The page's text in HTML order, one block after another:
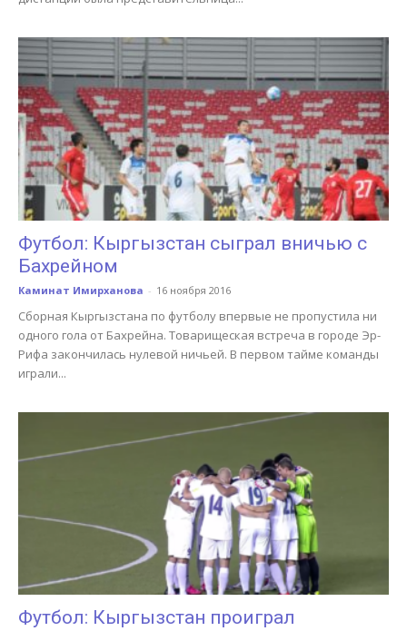
Футбол: Кыргызстан сыграл вничью с
Бахрейном
Каминат Имирханова - 16 ноября 2016
Сборная Кыргызстана по футболу впервые не пропустила ни
одного гола от Бахрейна. Товарищеская встреча в городе Эр-
Рифа закончилась нулевой ничьей. В первом тайме команды
играли...
Футбол: Кыргызстан проиграл